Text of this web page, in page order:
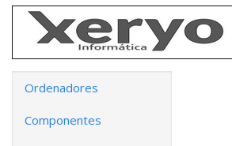
Ordenadores
Componentes